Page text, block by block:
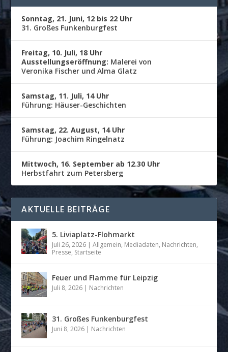
Sonntag, 21. Juni, 12 bis 22 Uhr
31. Großes Funkenburgfest
Freitag, 10. Juli, 18 Uhr
Ausstellungseröffnung: Malerei von
Veronika Fischer und Alma Glatz
Samstag, 11. Juli, 14 Uhr
Führung: Häuser-Geschichten
Samstag, 22. August, 14 Uhr
Führung: Joachim Ringelnatz
Mittwoch, 16. September ab 12.30 Uhr
Herbstfahrt zum Petersberg
AKTUELLE BEITRÄGE
5. Liviaplatz-Flohmarkt
Juli 26, 2026 |Allgemein, Mediadaten, Nachrichten,
Presse, Startseite
Feuer und Flamme für Leipzig
Juli 8, 2026 | Nachrichten
31. Großes Funkenburgfest
Juni 8, 2026 | Nachrichten